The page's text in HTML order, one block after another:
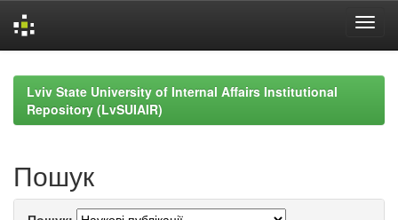
navigationLviv State University of Internal Affairs Institutional
Repository (LvSUIAIR)
Пошук